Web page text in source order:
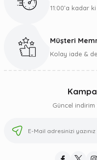
11:00’a kadar
Müşteri
Kolay iade &
Güncel indirim